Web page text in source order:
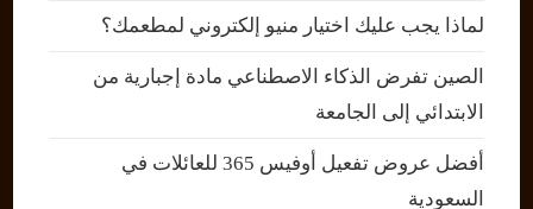
لماذا يجب عليك اختيار منيو إلكتروني لمطعمك؟
الصين تفرض الذكاء الاصطناعي مادة إجبارية من
الابتدائي إلى الجامعة
أفضل عروض تفعيل أوفيس 365 للعائلات في
السعودية